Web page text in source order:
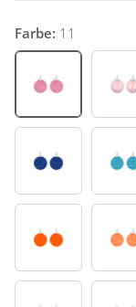
Farbe: 11
11
45
68